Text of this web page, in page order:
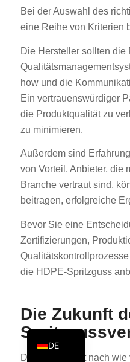
Bei der Auswahl des
eine Reihe von Kriterien
Die Hersteller sollten die
how und die
Ein vertrauenswürdiger
die Produktqualität zu
zu minimieren.
Außerdem sind
von Vorteil. Anbieter, die
Branche vertraut sind,
beitragen, erfolgreiche
Bevor Sie eine
Zertifizierungen,
die HDPE-Spritzguss
Die Zukunft
Die Branche ist nach
DE
EN
RU
NL
PL
TR
AR
ES
KO
CS
DA
NB
EL